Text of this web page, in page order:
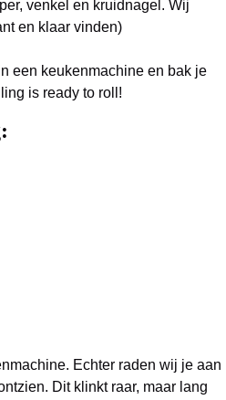
venkel en kruidnagel. Wij
en klaar vinden)
een keukenmachine en bak je
is ready to roll!
Echter raden wij je aan
Dit klinkt raar, maar lang